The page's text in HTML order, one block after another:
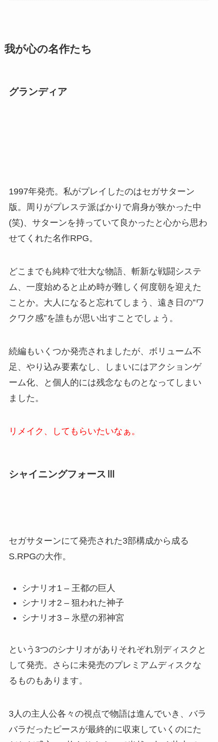
我が心の名作たち
グランディア
1997年発売。私がプレイしたのはセガサターン
版。周りがプレステ派ばかりで肩身が狭かった中
(笑)、サターンを持っていて良かったと心から思わ
せてくれた名作RPG。
どこまでも純粋で壮大な物語、斬新な戦闘システ
ム、一度始めると止め時が難しく何度朝を迎えた
ことか。大人になると忘れてしまう、遠き日の”ワ
クワク感”を誰もが思い出すことでしょう。
続編もいくつか発売されましたが、ボリューム不
足、やり込み要素なし、しまいにはアクションゲ
ーム化、と個人的には残念なものとなってしまい
ました。
リメイク、してもらいたいなぁ。
シャイニングフォースⅢ
セガサターンにて発売された3部構成から成る
S.RPGの大作。
シナリオ1 – 王都の巨人
シナリオ2 – 狙われた神子
シナリオ3 – 氷壁の邪神宮
という3つのシナリオがありそれぞれ別ディスクと
して発売。さらに未発売のプレミアムディスクな
るものもあります。
3人の主人公各々の視点で物語は進んでいき、バラ
バラだったピースが最終的に収束していくのにた